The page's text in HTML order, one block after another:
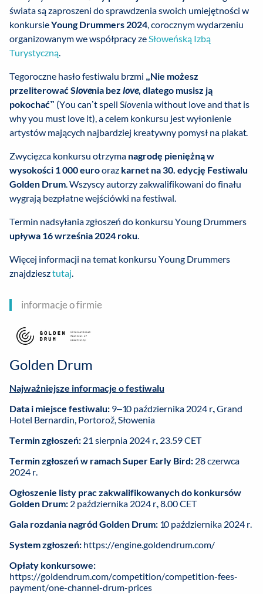
świata są zaproszeni do sprawdzenia swoich umiejętności w
konkursieYoung Drummers 2024, corocznym wydarzeniu
organizowanym we współpracy zeSłoweńską Izbą
Turystyczną.
Tegoroczne hasło festiwalu brzmi „Nie możesz
przeliterować Slovenia bez love, dlatego musisz ją
pokochać” (You can’t spell Slovenia without love and that is
why you must love it), a celem konkursu jest wyłonienie
artystów mających najbardziej kreatywny pomysł na plakat.
Zwycięzca konkursu otrzyma nagrodę pieniężną w
wysokości 1 000 eurooraz karnet na 30. edycję Festiwalu
Golden Drum. Wszyscy autorzy zakwalifikowani do finału
wygrają bezpłatne wejściówki na festiwal.
Termin nadsyłania zgłoszeń do konkursu Young Drummers
upływa 16 września 2024 roku.
Więcej informacji na temat konkursu Young Drummers
znajdziesztutaj.
informacje o firmie
Golden Drum
Najważniejsze informacje o festiwalu
Data i miejsce festiwalu: 9–10 października 2024 r., Grand
Hotel Bernardin, Portorož, Słowenia
Termin zgłoszeń: 21 sierpnia 2024 r., 23.59 CET
Termin zgłoszeń w ramach Super Early Bird: 28 czerwca
2024 r.
Ogłoszenie listy prac zakwalifikowanych do konkursów
Golden Drum: 2 października 2024 r., 8.00 CET
Gala rozdania nagród Golden Drum: 10 października 2024 r.
System zgłoszeń: https://engine.goldendrum.com/
Opłaty konkursowe:
https://goldendrum.com/competition/competition-fees-
payment/one-channel-drum-prices